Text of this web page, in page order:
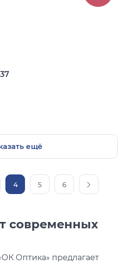
ещё
4 5 6
современных
Оптика» предлагает